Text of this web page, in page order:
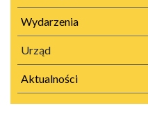
Wydarzenia
Urząd
Aktualności